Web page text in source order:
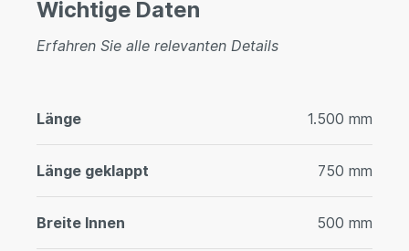
Wichtige Daten
Erfahren Sie alle relevanten Details
Länge 1.500 mm
Länge geklappt 750 mm
Breite Innen 500 mm